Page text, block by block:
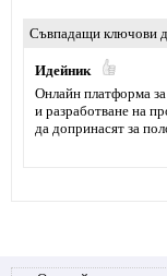
Съвпадащи ключови
Идейник
Онлайн платформа
и разработване на
да допринасят за